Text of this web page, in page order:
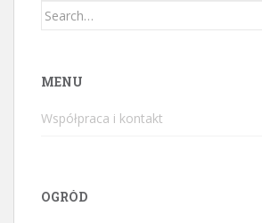
Search
MENU
Współpraca i kontakt
OGRÓD